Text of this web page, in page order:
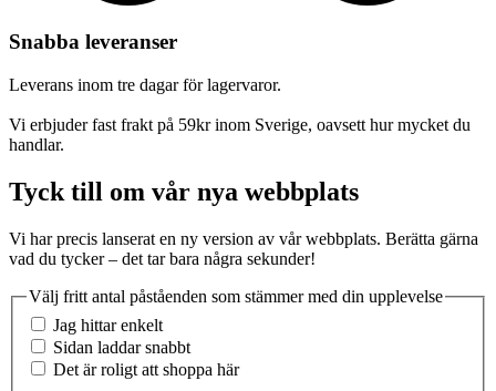
Snabba leveranser
Leverans inom tre dagar för lagervaror.
Vi erbjuder fast frakt på 59kr inom Sverige, oavsett hur mycket du
handlar.
Tyck till om vår nya webbplats
Vi har precis lanserat en ny version av vår webbplats. Berätta gärna
vad du tycker – det tar bara några sekunder!
Välj fritt antal påståenden som stämmer med din upplevelse
Jag hittar enkelt
Sidan laddar snabbt
Det är roligt att shoppa här